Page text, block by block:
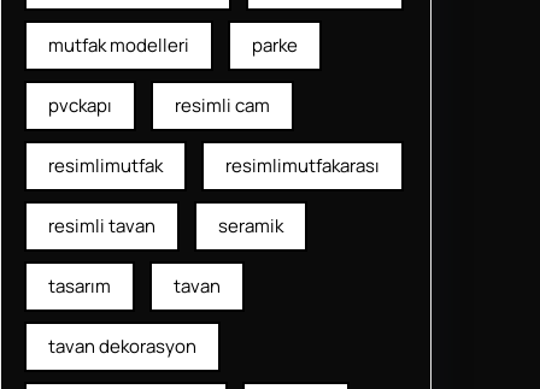
mutfak modelleri parke
pvckapı resimli cam
resimlimutfak resimlimutfakarası
resimli tavan seramik
tasarım tavan
tavan dekorasyon